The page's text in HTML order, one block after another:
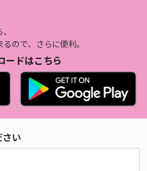
ので、さらに便利。
ードはこちら
い